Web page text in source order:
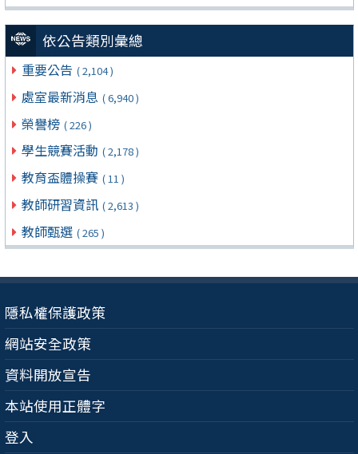
依公告類別彙總
重要公告 ( 2,104 )
處室最新消息 ( 6,940 )
榮譽榜 ( 226 )
學生競賽活動 ( 2,178 )
教育盃體操賽 ( 11 )
教師研習資訊 ( 2,613 )
教師甄選 ( 265 )
隱私權保護政策
網站安全政策
資料開放宣告
本站使用正體字
登入